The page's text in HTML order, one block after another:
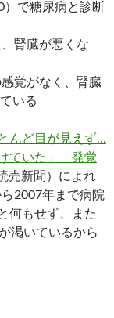
で糖尿病と診断
腎臓が悪くな
覚がなく、腎臓
いる
んど目が見えず…
けていた」 発覚
売新聞）によれ
2007年まで病院
何もせず、また
渇いているから